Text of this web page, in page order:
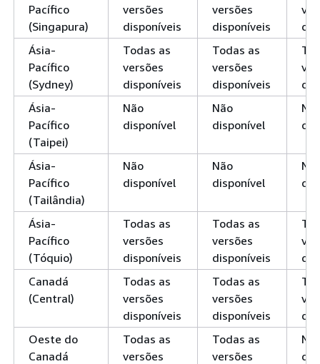
Pacífico
(Singapura)
versões
disponíveis
versões
disponíveis
Ásia-
Pacífico
(Sydney)
Todas as
versões
disponíveis
Todas as
versões
disponíveis
Ásia-
Pacífico
(Taipei)
Não
disponível
Não
disponível
Ásia-
Pacífico
(Tailândia)
Não
disponível
Não
disponível
Ásia-
Pacífico
(Tóquio)
Todas as
versões
disponíveis
Todas as
versões
disponíveis
Canadá
(Central)
Todas as
versões
disponíveis
Todas as
versões
disponíveis
Oeste do
Canadá
Todas as
versões
Todas as
versões